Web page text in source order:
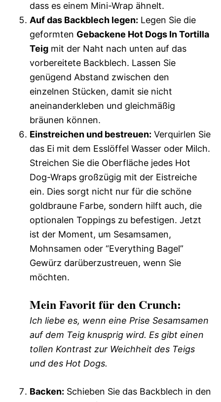
dass es einem Mini-Wrap ähnelt.
Auf das Backblech legen: Legen Sie die
geformten Gebackene Hot Dogs In Tortilla
Teig mit der Naht nach unten auf das
vorbereitete Backblech. Lassen Sie
genügend Abstand zwischen den
einzelnen Stücken, damit sie nicht
aneinanderkleben und gleichmäßig
bräunen können.
Einstreichen und bestreuen: Verquirlen Sie
das Ei mit dem Esslöffel Wasser oder Milch.
Streichen Sie die Oberfläche jedes Hot
Dog-Wraps großzügig mit der Eistreiche
ein. Dies sorgt nicht nur für die schöne
goldbraune Farbe, sondern hilft auch, die
optionalen Toppings zu befestigen. Jetzt
ist der Moment, um Sesamsamen,
Mohnsamen oder “Everything Bagel”
Gewürz darüberzustreuen, wenn Sie
möchten.
Mein Favorit für den Crunch:
Ich liebe es, wenn eine Prise Sesamsamen
auf dem Teig knusprig wird. Es gibt einen
tollen Kontrast zur Weichheit des Teigs
und des Hot Dogs.
Backen: Schieben Sie das Backblech in den